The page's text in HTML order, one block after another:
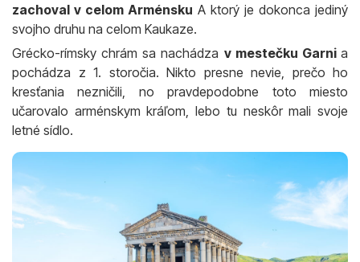
zachoval v celom Arménsku A ktorý je dokonca jediný
svojho druhu na celom Kaukaze.
Grécko-rímsky chrám sa nachádza v mestečku Garnia
pochádza z 1. storočia. Nikto presne nevie, prečo ho
kresťania nezničili, no pravdepodobne toto miesto
učarovalo arménskym kráľom, lebo tu neskôr mali svoje
letné sídlo.